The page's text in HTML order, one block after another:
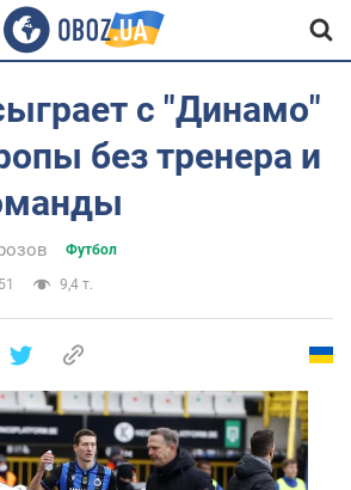
с "Динамо"
без тренера и
Футбол
9,4 т.